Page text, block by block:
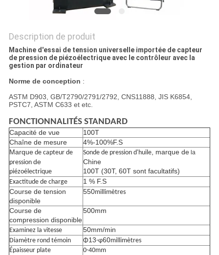
Description de produit
Machine d'essai de tension universelle importée de capteur
de pression de piézoélectrique avec le contrôleur avec la
gestion par ordinateur
Norme de conception :
ASTM D903, GB/T2790/2791/2792, CNS11888, JIS K6854,
PSTC7, ASTM C633 et etc.
FONCTIONNALITÉS STANDARD
Capacité de vue
100T
Chaîne de mesure
4%-100%F.S
Marque de capteur de
pression de
piézoélectrique
Sonde de pression d'huile, marque dela
Chine
100T (30T, 60T sont facultatifs)
Exactitude de charge
1 % F.S
Course de tension
disponible
550millimètres
Course de
compression disponible
500mm
Examinez la vitesse 50mm/min
Diamètre rond témoin Φ13-φ60millimètres
Épaisseur plate
0-40mm